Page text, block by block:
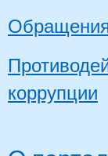
коррупции